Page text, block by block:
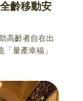
齡移動安
高齡者自在出
量產幸福」